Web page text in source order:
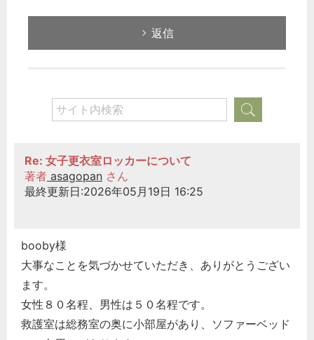
返信
Re: 女子更衣室ロッカーについて
著者 asagopan さん
最終更新日:2026年05月19日 16:25
booby様
大事なことを気づかせていただき、ありがとうござい
ます。
女性８０名程、男性は５０名程です。
救護室は総務室の奥に小部屋があり、ソファーベッド